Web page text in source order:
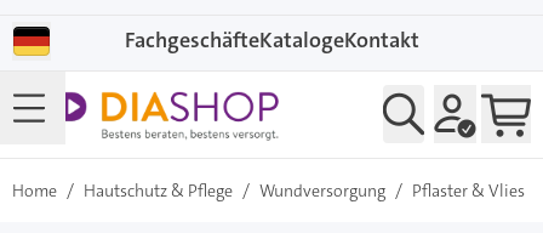
FachgeschäfteKatalogeKontakt
Home / Hautschutz & Pflege / Wundversorgung / Pflaster & Vlies